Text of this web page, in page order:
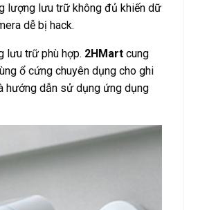
lượng lưu trữ không đủ khiến dữ
dễ bị hack.
lưu trữ phù hợp. 2HMart cung
ổ cứng chuyên dụng cho ghi
hướng dẫn sử dụng ứng dụng